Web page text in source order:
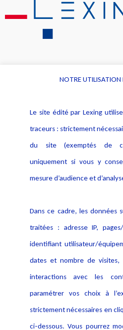
Alerte professionnelle
Déclaration d'accessibilité
Notice Légale
Politique de protection des
données
NOTRE UTILISATION
Le site édité par Lexing
traceurs : strictement
du site (exemptés de
uniquement si vous y
mesure d’audience et
Dans ce cadre, les données
traitées : adresse IP,
identifiant utilisateur/
dates et nombre de visites,
interactions avec les
paramétrer vos choix à
strictement nécessaires en
ci-dessous. Vous pourrez